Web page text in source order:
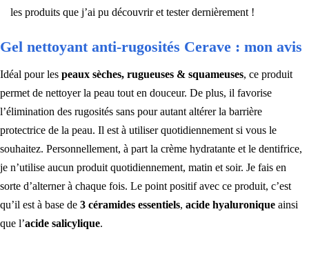
les produits que j’ai pu découvrir et tester dernièrement !
Gel nettoyant anti-rugosités Cerave : mon avis
Idéal pour les peaux sèches, rugueuses & squameuses, ce produit
permet de nettoyer la peau tout en douceur. De plus, il favorise
l’élimination des rugosités sans pour autant altérer la barrière
protectrice de la peau. Il est à utiliser quotidiennement si vous le
souhaitez. Personnellement, à part la crème hydratante et le dentifrice,
je n’utilise aucun produit quotidiennement, matin et soir. Je fais en
sorte d’alterner à chaque fois. Le point positif avec ce produit, c’est
qu’il est à base de 3 céramides essentiels, acide hyaluronique ainsi
que l’acide salicylique.